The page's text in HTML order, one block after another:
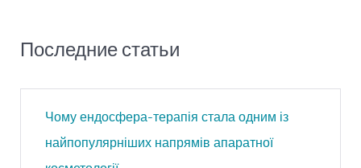
Последние статьи
Чому ендосфера-терапія стала одним із
найпопулярніших напрямів апаратної